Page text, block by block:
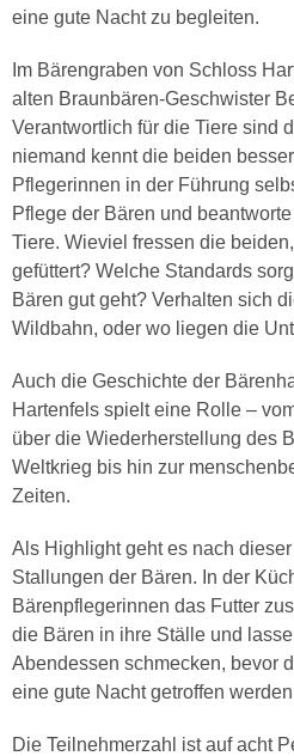
eine gute Nacht zu begleiten.
Im Bärengraben von Schloss
alten Braunbären-Geschwister
Verantwortlich für die Tiere sind
niemand kennt die beiden
Pflegerinnen in der Führung
Pflege der Bären und
Tiere. Wieviel fressen die
gefüttert? Welche Standards
Bären gut geht? Verhalten sich
Wildbahn, oder wo liegen die
Auch die Geschichte der
Hartenfels spielt eine Rolle –
über die Wiederherstellung des
Weltkrieg bis hin zur
Zeiten.
Als Highlight geht es nach
Stallungen der Bären. In der
Bärenpflegerinnen das Futter
die Bären in ihre Ställe und
Abendessen schmecken, bevor
eine gute Nacht getroffen
Die Teilnehmerzahl ist auf acht